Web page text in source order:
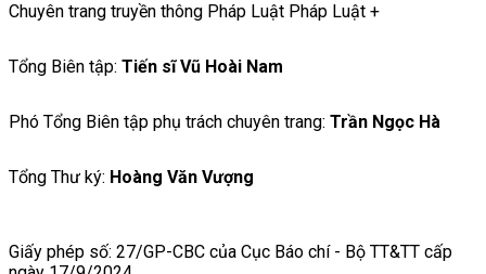
Chuyên trang truyền thông Pháp Luật Pháp Luật +
Tổng Biên tập: Tiến sĩ Vũ Hoài Nam
Phó Tổng Biên tập phụ trách chuyên trang: Trần Ngọc Hà
Tổng Thư ký: Hoàng Văn Vượng
Giấy phép số: 27/GP-CBC của Cục Báo chí - Bộ TT&TT cấp